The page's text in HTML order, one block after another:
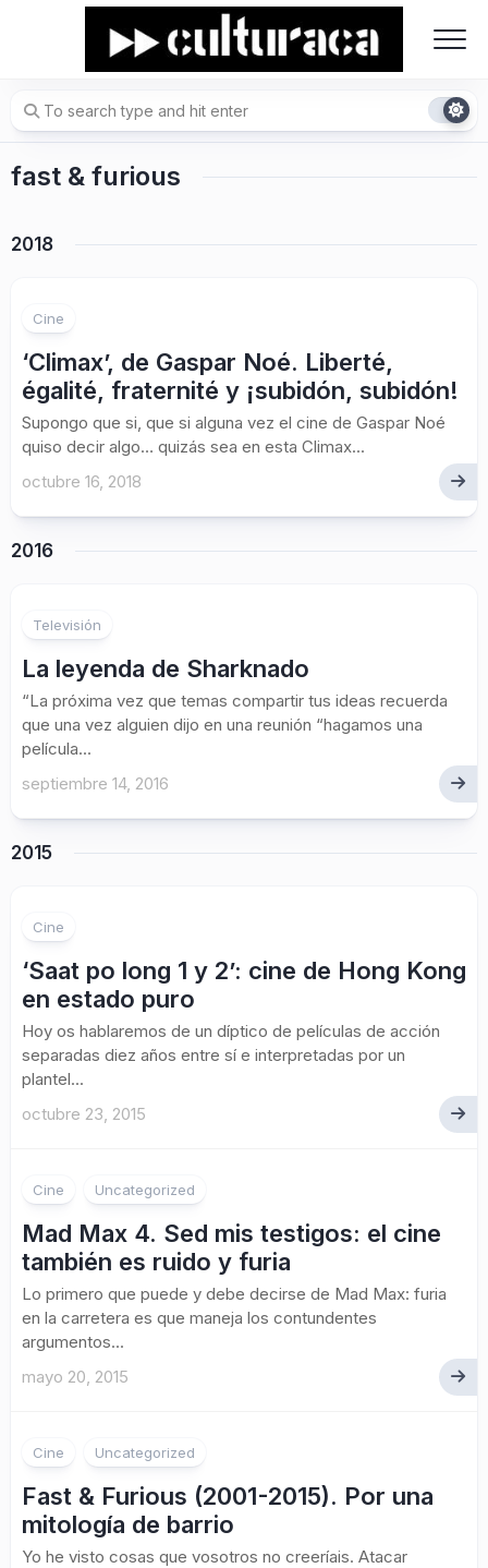
fast & furious
2018
Cine
‘Climax’, de Gaspar Noé. Liberté,
égalité, fraternité y ¡subidón, subidón!
Supongo que si, que si alguna vez el cine de Gaspar Noé
quiso decir algo… quizás sea en esta Climax...
octubre 16, 2018
2016
Televisión
La leyenda de Sharknado
“La próxima vez que temas compartir tus ideas recuerda
que una vez alguien dijo en una reunión “hagamos una
película...
septiembre 14, 2016
2015
Cine
‘Saat po long 1 y 2’: cine de Hong Kong
en estado puro
Hoy os hablaremos de un díptico de películas de acción
separadas diez años entre sí e interpretadas por un
plantel...
octubre 23, 2015
Cine Uncategorized
Mad Max 4. Sed mis testigos: el cine
también es ruido y furia
Lo primero que puede y debe decirse de Mad Max: furia
en la carretera es que maneja los contundentes
argumentos...
mayo 20, 2015
Cine Uncategorized
Fast & Furious (2001-2015). Por una
mitología de barrio
Yo he visto cosas que vosotros no creeríais. Atacar